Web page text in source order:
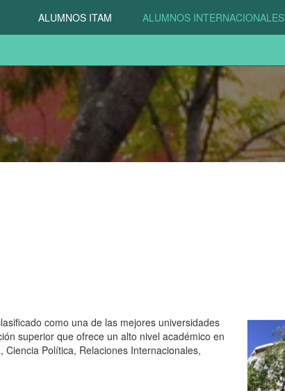
ALUMNOS ITAM ALUMNOS INTERNACIONALES
como una de las mejores universidades
superior que ofrece un alto nivel académico en
Política, Relaciones Internacionales,